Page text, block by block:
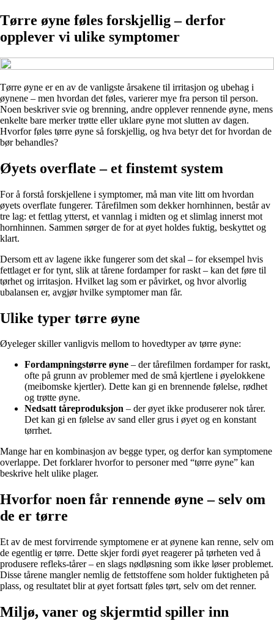
Tørre øyne føles forskjellig – derfor
opplever vi ulike symptomer
Tørre øyne er en av de vanligste årsakene til irritasjon og ubehag i
øynene – men hvordan det føles, varierer mye fra person til person.
Noen beskriver svie og brenning, andre opplever rennende øyne, mens
enkelte bare merker trøtte eller uklare øyne mot slutten av dagen.
Hvorfor føles tørre øyne så forskjellig, og hva betyr det for hvordan de
bør behandles?
Øyets overflate – et finstemt system
For å forstå forskjellene i symptomer, må man vite litt om hvordan
øyets overflate fungerer. Tårefilmen som dekker hornhinnen, består av
tre lag: et fettlag ytterst, et vannlag i midten og et slimlag innerst mot
hornhinnen. Sammen sørger de for at øyet holdes fuktig, beskyttet og
klart.
Dersom ett av lagene ikke fungerer som det skal – for eksempel hvis
fettlaget er for tynt, slik at tårene fordamper for raskt – kan det føre til
tørhet og irritasjon. Hvilket lag som er påvirket, og hvor alvorlig
ubalansen er, avgjør hvilke symptomer man får.
Ulike typer tørre øyne
Øyeleger skiller vanligvis mellom to hovedtyper av tørre øyne:
Fordampningstørre øyne – der tårefilmen fordamper for raskt,
ofte på grunn av problemer med de små kjertlene i øyelokkene
(meibomske kjertler). Dette kan gi en brennende følelse, rødhet
og trøtte øyne.
Nedsatt tåreproduksjon – der øyet ikke produserer nok tårer.
Det kan gi en følelse av sand eller grus i øyet og en konstant
tørrhet.
Mange har en kombinasjon av begge typer, og derfor kan symptomene
overlappe. Det forklarer hvorfor to personer med “tørre øyne” kan
beskrive helt ulike plager.
Hvorfor noen får rennende øyne – selv om
de er tørre
Et av de mest forvirrende symptomene er at øynene kan renne, selv om
de egentlig er tørre. Dette skjer fordi øyet reagerer på tørheten ved å
produsere refleks-tårer – en slags nødløsning som ikke løser problemet.
Disse tårene mangler nemlig de fettstoffene som holder fuktigheten på
plass, og resultatet blir at øyet fortsatt føles tørt, selv om det renner.
Miljø, vaner og skjermtid spiller inn